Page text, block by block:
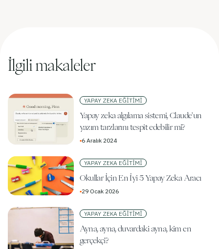
İlgili makaleler
YAPAY ZEKA EĞITIMI
Yapay zeka algılama sistemi, Claude'un
yazım tarzlarını tespit edebilir mi?
▪6 Aralık 2024
YAPAY ZEKA EĞITIMI
Okullar İçin En İyi 5 Yapay Zeka Aracı
▪29 Ocak 2026
YAPAY ZEKA EĞITIMI
Ayna, ayna, duvardaki ayna, kim en
gerçekçi?